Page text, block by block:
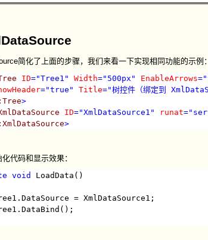
简化了上面的步骤，我们来看一下实现相同功能的示例：
ID="Tree1" Width="500px" EnableArrows
="true" Title="树控件（绑定到
>
ID="XmlDataSource1" runat
>
代码和显示效果：
void
LoadData()
= XmlDataSource1;